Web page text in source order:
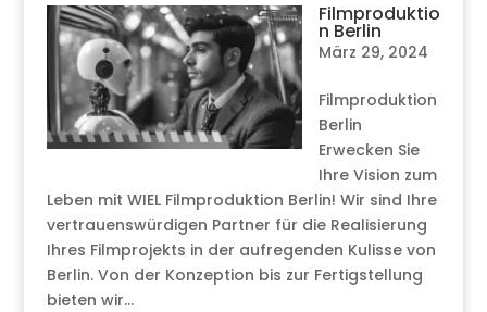
Filmproduktio
n Berlin
März 29, 2024
Filmproduktion
Berlin
Erwecken Sie
Ihre Vision zum
Leben mit WIEL Filmproduktion Berlin! Wir sind Ihre
vertrauenswürdigen Partner für die Realisierung
Ihres Filmprojekts in der aufregenden Kulisse von
Berlin. Von der Konzeption bis zur Fertigstellung
bieten wir...